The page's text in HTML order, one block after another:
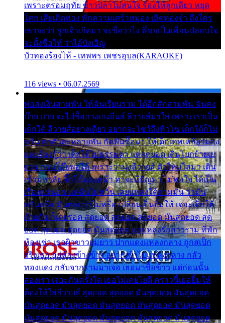
เพราะตรอมฤทัย ข้าวปลาไม่สนใจ ร้องไห้ลูกเดียว หยุด
โศก เสียเถิดทอง พักความเศร้าหมอง เถิดทองจ๋า ถึงใคร
เขาจะว่า ลูกเจ้าเกิดมา จะชื่อว่าไง พี่ขอเป็นเพื่อนปลอบใจ
จะตั้งชื่อให้ ว่าไอ้บังเอิญ
บัวทองร้องไห้ - เทพพร เพชรอุบล(KARAOKE)
116 views • 06.07.2569
พ่อส่งเงินสามพัน ให้ฉันเรียนราม ได้อีกสักสามพัน ฉันคง
บ๊าย บาย จะไปซื้อกางเกงยีนส์ ลีวายส์มาใส่ เพราะเราเป็น
เด็กใต้ ลีวายส์อย่างเดียว อยากจะโชว์ถึงหิวโซ เด็กใต้ก็ไม่
หวั่น ตกตัวละหลายพัน กัดฟันซื้อมา ให้เด็กเทพเหลียวมอง
และต้องรู้ว่า เด็กใต้ไม่ธรรมดา แต่สุดยอด เดินโยกย้ายเย
ยวน กวนโอ๊ยพอได้ เพราะว่านุ่งลีวายส์ ตัวใหม่ใส่มา เดิน
เข้ามหาลัย จิ๊กโก๊มองหน้า ท่าจะมีปัญหา ไม่พอใจ ได้เป็น
เรื่องแน่นอน แต่ฉันไม่หวั่น เลยแหลงใต้ถามมัน ว่ามัน
พรั่นพรือ มันตอบว่าไม่พรื่อ เปลี่ยนเป็นยิ้มให้ เจอะเด็กใต้
ด้วยกัน ก็เลยรอด สุดยอด สุดยอด สุดยอด มันสุดยอด สุด
ยอด สุดยอด สุดยอด มันสุดยอด แอบหลงรักสาวราม ที่พัก
ห้องเช่า เธอผิวขาวผมยาว ปากแดงแหลงกลาง ถูกสเป็ก
จริงเธอ อยู่ห้องข้างข้าง อยากเข้าไปแหลงกลาง กลัว
ทองแดง กลับจากรามมาเจอ เธอมาซื้อข้าว แต่ก่อนนั้น
สองเรา เจอะกันครั้งใด เธอไม่เคยไยดี คราวนี้เธอยิ้มให้
ต้องให้ใส่ลีวายส์ สุดยอด สุดยอด มันสุดยอด มันสุดยอด
มันสุดยอด มันสุดยอด มันสุดยอด มันสุดยอด มันสุดยอด
มันสุดยอด มันสุดยอด มันสุดยอด มันสุดยอด มันสุดยอด